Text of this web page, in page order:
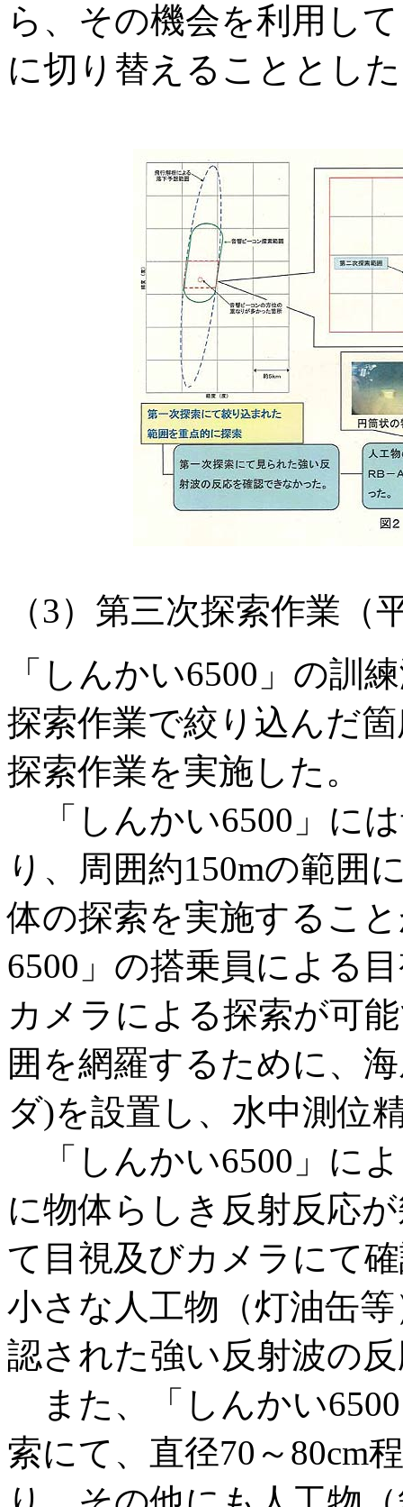
ら、その機会を利用し
に切り替えることとし
（3）第三次探索作業（
「しんかい6500」の訓
探索作業で絞り込んだ
探索作業を実施した。
「しんかい6500」に
り、周囲約150mの範囲
体の探索を実施するこ
6500」の搭乗員による
カメラによる探索が可
囲を網羅するために、
ダ)を設置し、水中測位
「しんかい6500」に
に物体らしき反射反応
て目視及びカメラにて
小さな人工物（灯油缶
認された強い反射波の
また、「しんかい
索にて、直径70～80cm